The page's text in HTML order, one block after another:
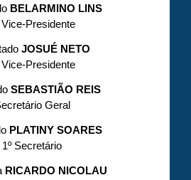
BELARMINO LINS
Vice-Presidente
JOSUÉ NETO
Vice-Presidente
SEBASTIÃO REIS
Geral
PLATINY SOARES
1º Secretário
RICARDO NICOLAU